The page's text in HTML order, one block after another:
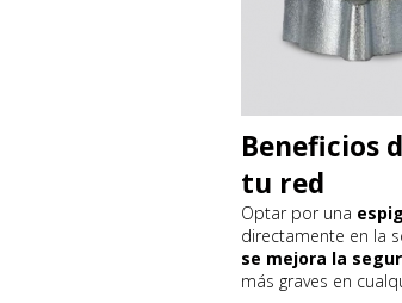
Beneficios
tu red
Optar por una
directamente en la
se mejora la
más graves en